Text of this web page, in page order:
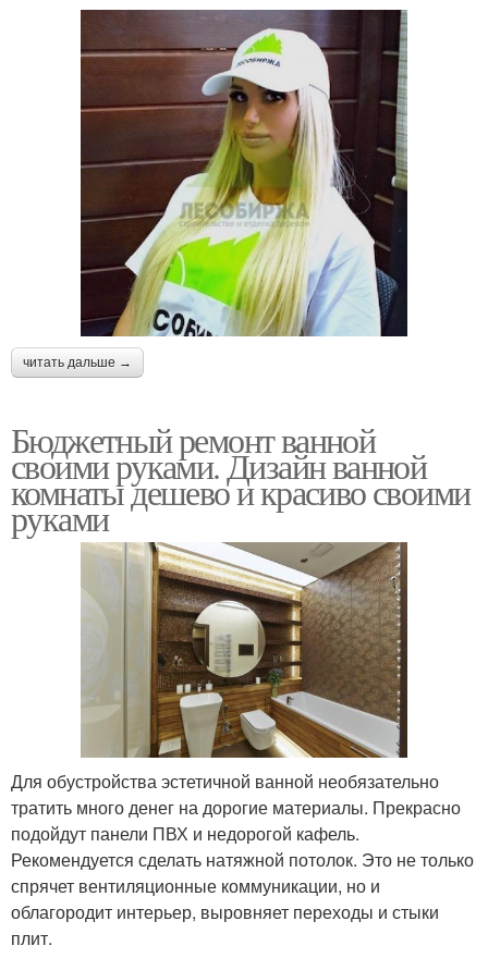
читать дальше →
Бюджетный ремонт ванной
своими руками. Дизайн ванной
комнаты дешево и красиво своими
руками
Для обустройства эстетичной ванной необязательно
тратить много денег на дорогие материалы. Прекрасно
подойдут панели ПВХ и недорогой кафель.
Рекомендуется сделать натяжной потолок. Это не только
спрячет вентиляционные коммуникации, но и
облагородит интерьер, выровняет переходы и стыки
плит.